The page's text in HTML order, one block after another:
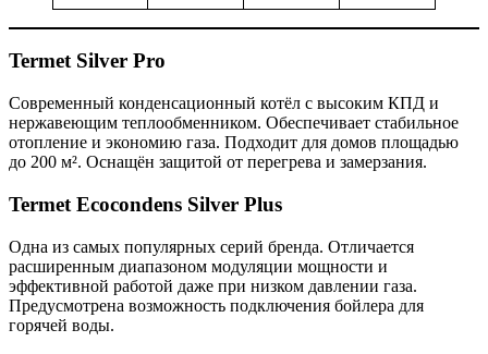
Termet Silver Pro
Современный конденсационный котёл с высоким КПД и
нержавеющим теплообменником. Обеспечивает стабильное
отопление и экономию газа. Подходит для домов площадью
до 200 м². Оснащён защитой от перегрева и замерзания.
Termet Ecocondens Silver Plus
Одна из самых популярных серий бренда. Отличается
расширенным диапазоном модуляции мощности и
эффективной работой даже при низком давлении газа.
Предусмотрена возможность подключения бойлера для
горячей воды.